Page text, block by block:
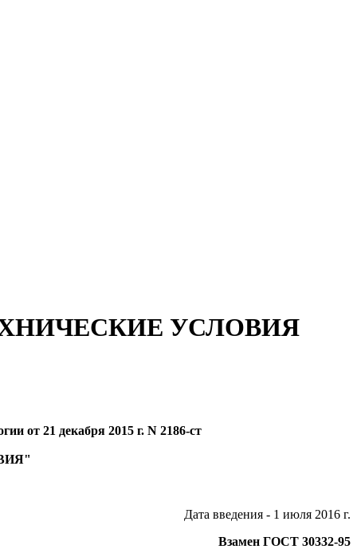
УСЛОВИЯ
от 21 декабря 2015 г. N 2186-ст
Дата введения - 1 июля 2016 г.
Взамен ГОСТ 30332-95